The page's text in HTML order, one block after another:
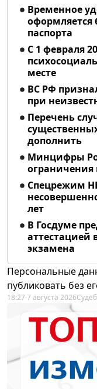
Временное
оформляется
паспорта
С 1 февраля
месте
ВС РФ
при
Перечень
дополнить
Минцифры
ограничения
Спецрежим
лет
В Госдуме
аттестацией
экзамена
Персональные
публиковать без
18:27 7 августа 2026